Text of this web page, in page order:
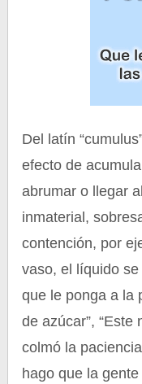
Del latín
efecto de
abrumar o llegar
inmaterial,
contención, por
vaso, el líquido se
que le ponga a la
de azúcar”,
colmó la
hago que la